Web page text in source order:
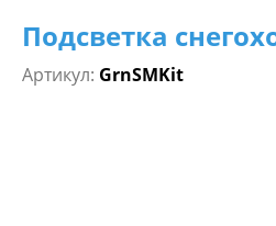
Подсветка
Артикул: GrnSMKit